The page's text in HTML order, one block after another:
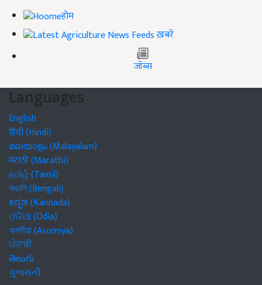
होम
ख़बरें
जॉब्स
Languages
English
हिंदी (Hindi)
മലയാളം (Malayalam)
मराठी (Marathi)
தமிழ் (Tamil)
বাঙালি (Bengali)
ಕನ್ನಡ (Kannada)
ଓଡିଆ (Odia)
অসমীয়া (Asomiya)
ਪੰਜਾਬੀ
తెలుగు
ગુજરાતી